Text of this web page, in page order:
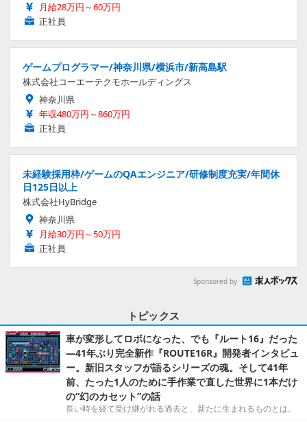
月給28万円～60万円
正社員
ゲームプログラマー/神奈川県/横浜市/新高島駅
株式会社コーエーテクモホールディングス
神奈川県
年収480万円～860万円
正社員
未経験採用枠/ゲームのQAエンジニア/研修制度充実/年間休
日125日以上
株式会社HyBridge
神奈川県
月給30万円～50万円
正社員
Sponsored by
トピックス
車が変形してロボになった、でも『ルート16』だった
―41年ぶり完全新作『ROUTE16R』開発者インタビュ
ー。新旧スタッフが語るシリーズの魂。そして41年
前、たった1人のために手作業で直した世界に1本だけ
の“幻のカセット”の話
長い時を経て受け継がれる過去と、新たに生まれるものとは。